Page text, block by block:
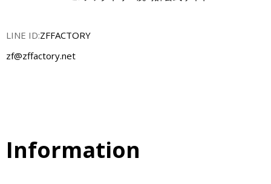
LINE ID:ZFFACTORY
zf@zffactory.net
Information